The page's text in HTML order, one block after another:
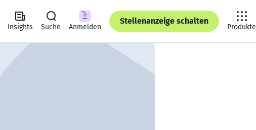
Insights Suche Anmelden
Stellenanzeige schalten
Produkte